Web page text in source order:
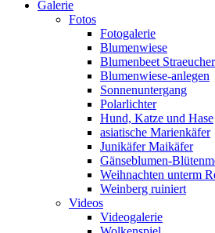
Galerie
Fotos
Fotogalerie
Blumenwiese
Blumenbeet Straeucher
Blumenwiese-anlegen
Sonnenuntergang
Polarlichter
Hund, Katze und Hase
asiatische Marienkäfer
Junikäfer Maikäfer
Gänseblumen-
Weihnachten unterm
Weinberg ruiniert
Videos
Videogalerie